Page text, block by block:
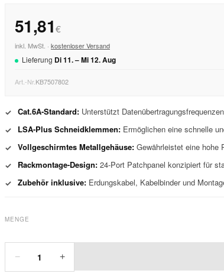
51,81€
inkl. MwSt. · kostenloser Versand
Lieferung Di11. –Mi12.Aug
Art.-Nr.KB7507802
✓ Cat.6A-Standard: Unterstützt
✓
LSA-Plus Schneidklemmen: Ermöglichen eine schnelle
✓ Vollgeschirmtes Metallgehäuse: Gewährleistet eine hohe
✓
Rackmontage-Design: 24-Port Patchpanel konzipiert für
✓ Zubehör inklusive: Erdungskabel, Kabelbinder und
MENGE
− 1 +